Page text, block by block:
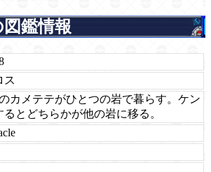
鑑情報
ス
カメテテがひとつの岩で暮らす。ケン
るとどちらかが他の岩に移る。